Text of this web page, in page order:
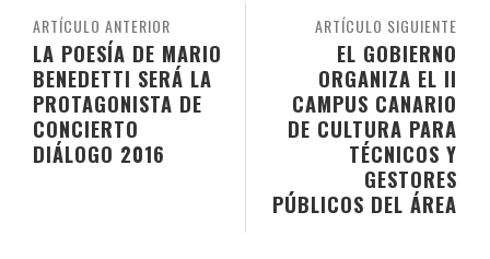
ARTÍCULO SIGUIENTE
EL GOBIERNO
ORGANIZA EL II
CAMPUS CANARIO
DE CULTURA PARA
TÉCNICOS Y
GESTORES
PÚBLICOS DEL ÁREA
ARTÍCULO ANTERIOR
LA POESÍA DE MARIO
BENEDETTI SERÁ LA
PROTAGONISTA DE
CONCIERTO
DIÁLOGO 2016